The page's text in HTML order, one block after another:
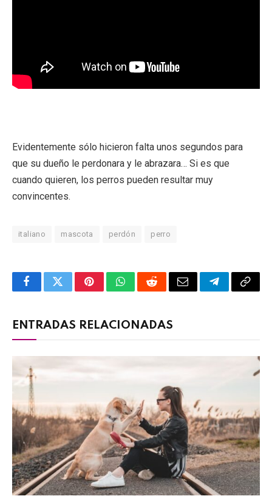
Evidentemente sólo hicieron falta unos segundos para
que su dueño le perdonara y le abrazara… Si es que
cuando quieren, los perros pueden resultar muy
convincentes.
italiano mascota perdón perro
FacebookTwitterPinterestWhatsAppRedditEmail TelegramCopy
ENTRADAS RELACIONADAS